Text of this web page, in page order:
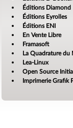
Éditions Diamond
Éditions Eyrolles
Éditions ENI
En Vente Libre
Framasoft
La Quadrature du
Lea-Linux
Open Source
Imprimerie Grafik